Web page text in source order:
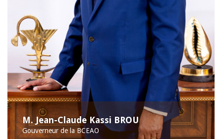
M. Jean-Claude Kassi BROU
Gouverneur de la BCEAO